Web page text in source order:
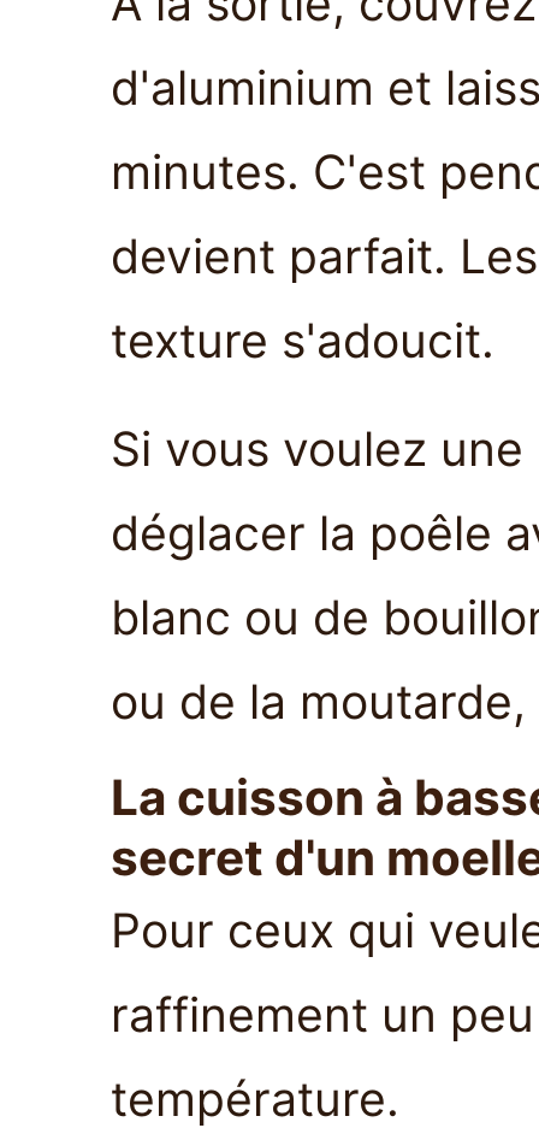
d'aluminium et
minutes. C'est
devient parfait.
texture s'adoucit.
Si vous voulez
déglacer la poêle
blanc ou de
ou de la
La cuisson à
secret d'un
Pour ceux qui
raffinement un
température.